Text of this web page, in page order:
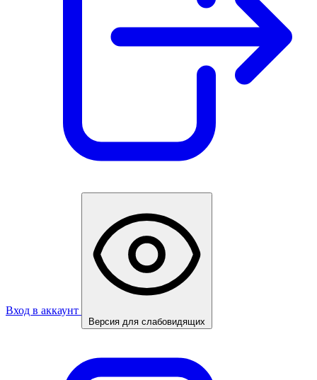
Вход в аккаунт
Версия для слабовидящих